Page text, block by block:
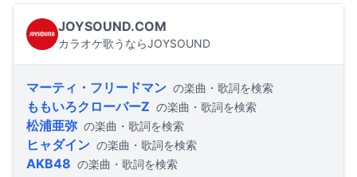
JOYSOUND.COM
カラオケ歌うならJOYSOUND
マーティ・フリードマン の楽曲・歌詞を検索
ももいろクローバーZ の楽曲・歌詞を検索
松浦亜弥 の楽曲・歌詞を検索
ヒャダイン の楽曲・歌詞を検索
AKB48 の楽曲・歌詞を検索